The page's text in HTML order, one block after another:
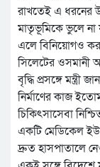
রাখতেই এ ধরনের
মাতৃভূমিকে ভুলে না
এলে বিনিয়োগও
সিলেটের ওসমানী
বৃদ্ধি প্রসঙ্গে মন্ত্রী
নির্মাণের কাজ
চিকিৎসাসেবা
একটি মেডিকেল
দ্রুত হাসপাতালে